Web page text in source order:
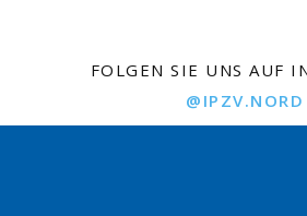
FOLGEN SIE UNS AUF
@IPZV.NORD